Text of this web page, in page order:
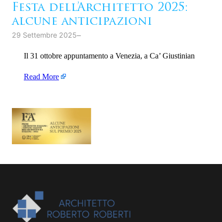
Festa dell’Architetto 2025:
alcune anticipazioni
29 Settembre 2025–
Il 31 ottobre appuntamento a Venezia, a Ca’ Giustinian
Read More